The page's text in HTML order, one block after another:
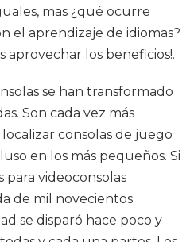
mas ¿qué ocurre
el aprendizaje de idiomas?
aprovechar los beneficios!.
se han transformado
Son cada vez más
consolas de juego
en los más pequeños. Si
para videoconsolas
de mil novecientos
se disparó hace poco y